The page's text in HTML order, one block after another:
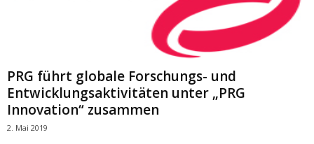
PRG führt globale Forschungs- und
Entwicklungsaktivitäten unter „PRG
Innovation“ zusammen
2. Mai 2019